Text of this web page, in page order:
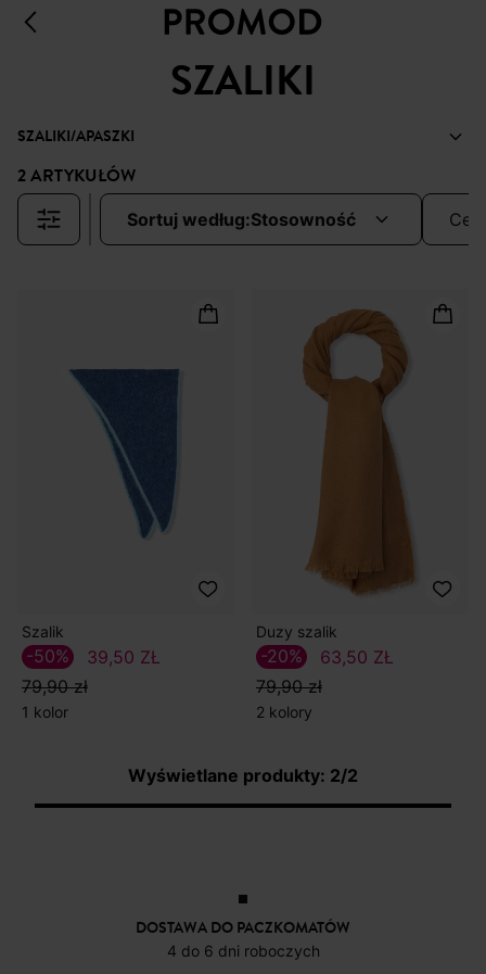
SZALIKI
SZALIKI/APASZKI
2 ARTYKUŁÓW
sortuj według: stosowność
Szalik
39,50 ZŁ
79,90 zł
-50%
1 kolor
Duzy szalik
63,50 ZŁ
79,90 zł
-20%
2 kolory
Wyświetlane produkty: 2/2
DOSTAWA DO PACZKOMATÓW
4 do 6 dni roboczych